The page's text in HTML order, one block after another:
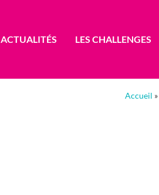
ACTUALITÉS LES CHALLENGES
Accueil »